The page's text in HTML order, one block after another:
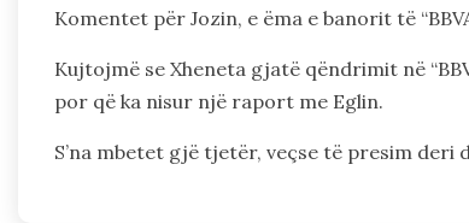
Komentet për Jozin, e ëma e banorit të
Kujtojmë se Xheneta gjatë qëndrimit në
por që ka nisur një raport me Eglin.
S’na mbetet gjë tjetër, veçse të presim deri